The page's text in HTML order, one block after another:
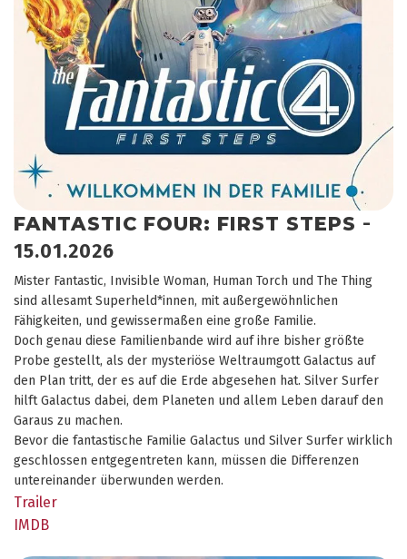
FANTASTIC FOUR: FIRST STEPS -
15.01.2026
Mister Fantastic, Invisible Woman, Human Torch und The Thing
sind allesamt Superheld*innen, mit außergewöhnlichen
Fähigkeiten, und gewissermaßen eine große Familie.
Doch genau diese Familienbande wird auf ihre bisher größte
Probe gestellt, als der mysteriöse Weltraumgott Galactus auf
den Plan tritt, der es auf die Erde abgesehen hat. Silver Surfer
hilft Galactus dabei, dem Planeten und allem Leben darauf den
Garaus zu machen.
Bevor die fantastische Familie Galactus und Silver Surfer wirklich
geschlossen entgegentreten kann, müssen die Differenzen
untereinander überwunden werden.
Trailer
IMDB